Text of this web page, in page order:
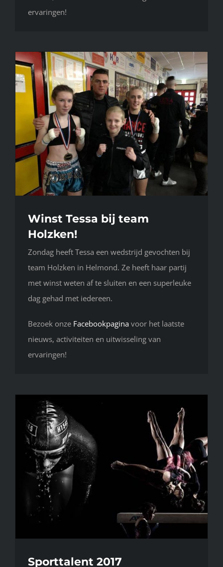
ervaringen!
Winst Tessa bij team
Holzken!
Zondag heeft Tessa een wedstrijd gevochten bij
team Holzken in Helmond. Ze heeft haar partij
met winst weten af te sluiten en een superleuke
dag gehad met iedereen.
Bezoek onze Facebookpagina voor het laatste
nieuws, activiteiten en uitwisseling van
ervaringen!
Sporttalent 2017